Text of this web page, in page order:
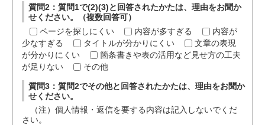
質問2：質問1で(2)(3)と回答されたかたは、理由をお聞か
せください。（複数回答可）
ページを探しにくい
内容が多すぎる
内容が
少なすぎる
タイトルが分かりにくい
文章の表現
が分かりにくい
箇条書きや表の活用など見せ方の工夫
が足りない
その他
質問3：質問2でその他と回答されたかたは、理由をお聞か
せください。
（注）個人情報・返信を要する内容は記入しないでくだ
さい。